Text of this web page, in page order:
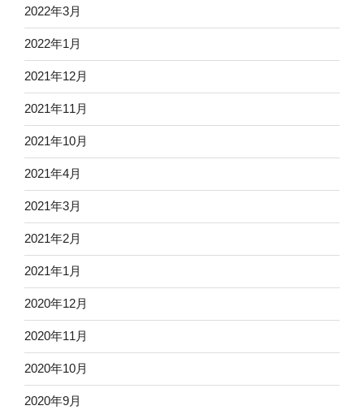
2022年3月
2022年1月
2021年12月
2021年11月
2021年10月
2021年4月
2021年3月
2021年2月
2021年1月
2020年12月
2020年11月
2020年10月
2020年9月